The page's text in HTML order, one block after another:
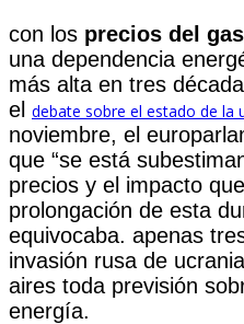
con los precios del
una dependencia
más alta en tres
el debate sobre el estado de la
noviembre, el
que “se está
precios y el impacto
prolongación de esta
equivocaba. apenas
invasión rusa de
aires toda previsión
energía.